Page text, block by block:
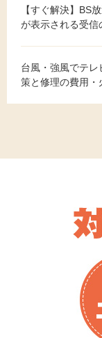
【すぐ解決】BS
が表示される受信
台風・強風でテ
策と修理の費用・